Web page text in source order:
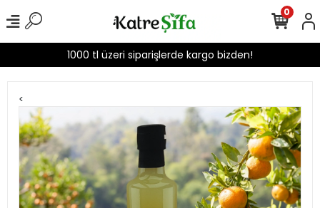
1000 tl üzeri siparişlerde kargo bizden!
0
<